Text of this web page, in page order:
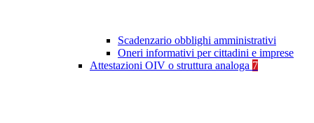
Scadenzario obblighi amministrativi
Oneri informativi per cittadini e imprese
Attestazioni OIV o struttura analoga 7